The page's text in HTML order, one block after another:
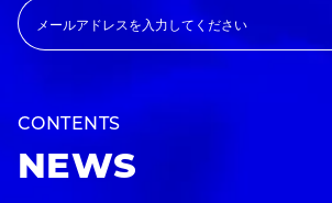
CONTENTS
NEWS